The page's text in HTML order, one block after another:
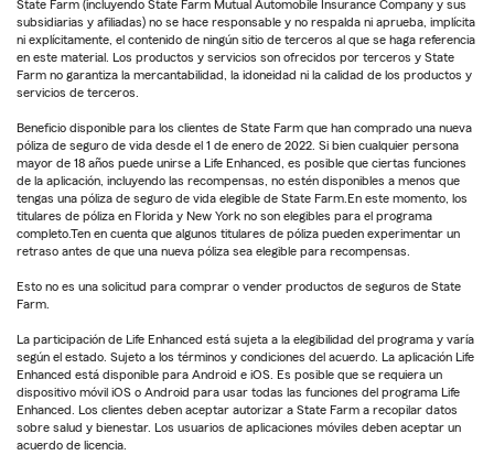
State Farm (incluyendo State Farm Mutual Automobile Insurance Company y sus
subsidiarias y afiliadas) no se hace responsable y no respalda ni aprueba, implícita
ni explícitamente, el contenido de ningún sitio de terceros al que se haga referencia
en este material. Los productos y servicios son ofrecidos por terceros y State
Farm no garantiza la mercantabilidad, la idoneidad ni la calidad de los productos y
servicios de terceros.
Beneficio disponible para los clientes de State Farm que han comprado una nueva
póliza de seguro de vida desde el 1 de enero de 2022. Si bien cualquier persona
mayor de 18 años puede unirse a Life Enhanced, es posible que ciertas funciones
de la aplicación, incluyendo las recompensas, no estén disponibles a menos que
tengas una póliza de seguro de vida elegible de State Farm.En este momento, los
titulares de póliza en Florida y New York no son elegibles para el programa
completo.Ten en cuenta que algunos titulares de póliza pueden experimentar un
retraso antes de que una nueva póliza sea elegible para recompensas.
Esto no es una solicitud para comprar o vender productos de seguros de State
Farm.
La participación de Life Enhanced está sujeta a la elegibilidad del programa y varía
según el estado. Sujeto a los términos y condiciones del acuerdo. La aplicación Life
Enhanced está disponible para Android e iOS. Es posible que se requiera un
dispositivo móvil iOS o Android para usar todas las funciones del programa Life
Enhanced. Los clientes deben aceptar autorizar a State Farm a recopilar datos
sobre salud y bienestar. Los usuarios de aplicaciones móviles deben aceptar un
acuerdo de licencia.